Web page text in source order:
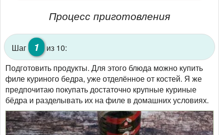
Процесс приготовления
Шаг 1 из 10:
Подготовить продукты. Для этого блюда можно купить
филе куриного бедра, уже отделённое от костей. Я же
предпочитаю покупать достаточно крупные куриные
бёдра и разделывать их на филе в домашних условиях.